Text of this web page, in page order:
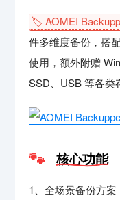
🏷️ AOMEI
件多维度备份，搭
使用，额外附赠
SSD、USB 等各类
核心功能
1、全场景备份方